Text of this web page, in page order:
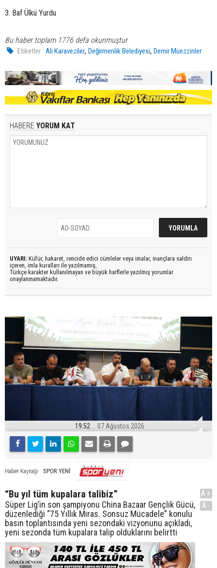
3. Baf Ülkü Yurdu
Bu haber toplam 1776 defa okunmuştur
Etiketler : Ali Karaveziler,Değirmenlik Belediyesi,Demir Müezzinler
HABERE YORUM KAT
UYARI: Küfür, hakaret, rencide edici cümleler veya imalar, inançlara saldırı
içeren, imla kuralları ile yazılmamış,
Türkçe karakter kullanılmayan ve büyük harflerle yazılmış yorumlar
onaylanmamaktadır.
19:52 07 Ağustos 2026
Haber Kaynağı SPOR YENİ
“Bu yıl tüm kupalara talibiz”
Süper Lig’in son şampiyonu China Bazaar Gençlik Gücü,
düzenlediği “75 Yıllık Miras. Sonsuz Mücadele” konulu
basın toplantısında yeni sezondaki vizyonunu açıkladı,
yeni sezonda tüm kupalara talip olduklarını belirtti
A+
A-